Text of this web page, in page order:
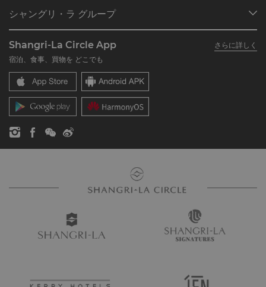
レストラン＆バー
シャングリ・ラ サークルに入会
よくあるお問合せや質問
SLCに関するお問い合わせ
シャングリ・ラ グループ
シャングリ・ラ ブランド
シャングリ・ラ センター
レジデンス
お問い合わせ
採用情報
企業の社会的責任
ニュース
Shangri-La Circle App
さらに詳しく
宿泊、食事、買物を どこでも